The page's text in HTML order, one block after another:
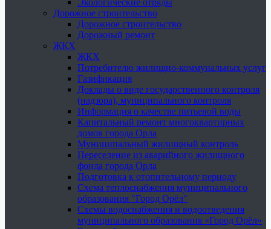
Экологические отряды
Дорожное строительство
Дорожное строительство
Дорожный ремонт
ЖКХ
ЖКХ
Потребителю жилищно-коммунальных услуг
Газификация
Доклады о виде государственного контроля
(надзора), муниципального контроля
Информация о качестве питьевой воды
Капитальный ремонт многоквартирных
домов города Орла
Муниципальный жилищный контроль
Переселение из аварийного жилищного
фонда города Орла
Подготовка к отопительному периоду
Схема теплоснабжения муниципального
образования "Город Орёл"
Схемы водоснабжения и водоотведения
муниципального образования «Город Орёл»